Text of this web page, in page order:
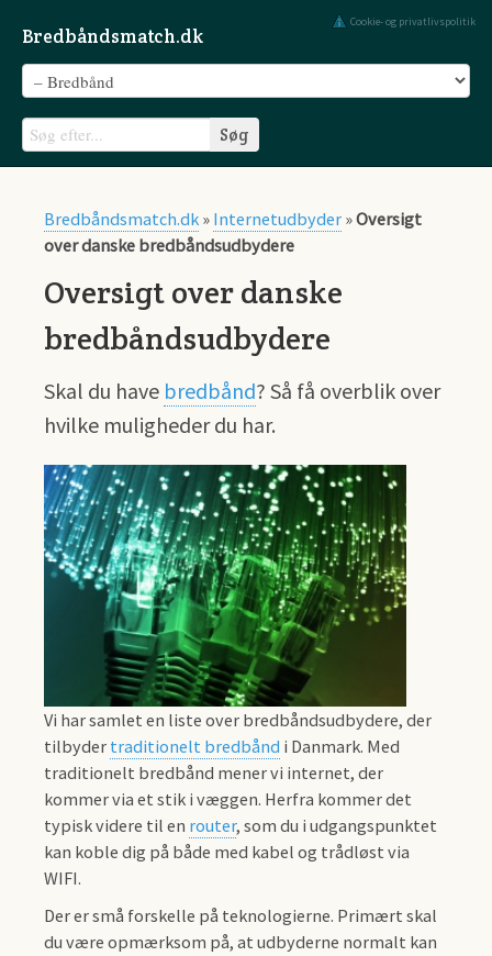
Bredbåndsmatch.dk
Cookie- og privatlivspolitik
Bredbåndsmatch.dk » Internetudbyder »Oversigt
over danske bredbåndsudbydere
Oversigt over danske
bredbåndsudbydere
Skal du have bredbånd? Så få overblik over
hvilke muligheder du har.
Vi har samlet en liste over bredbåndsudbydere, der
tilbyder traditionelt bredbånd i Danmark. Med
traditionelt bredbånd mener vi internet, der
kommer via et stik i væggen. Herfra kommer det
typisk videre til en router, som du i udgangspunktet
kan koble dig på både med kabel og trådløst via
WIFI.
Der er små forskelle på teknologierne. Primært skal
du være opmærksom på, at udbyderne normalt kan